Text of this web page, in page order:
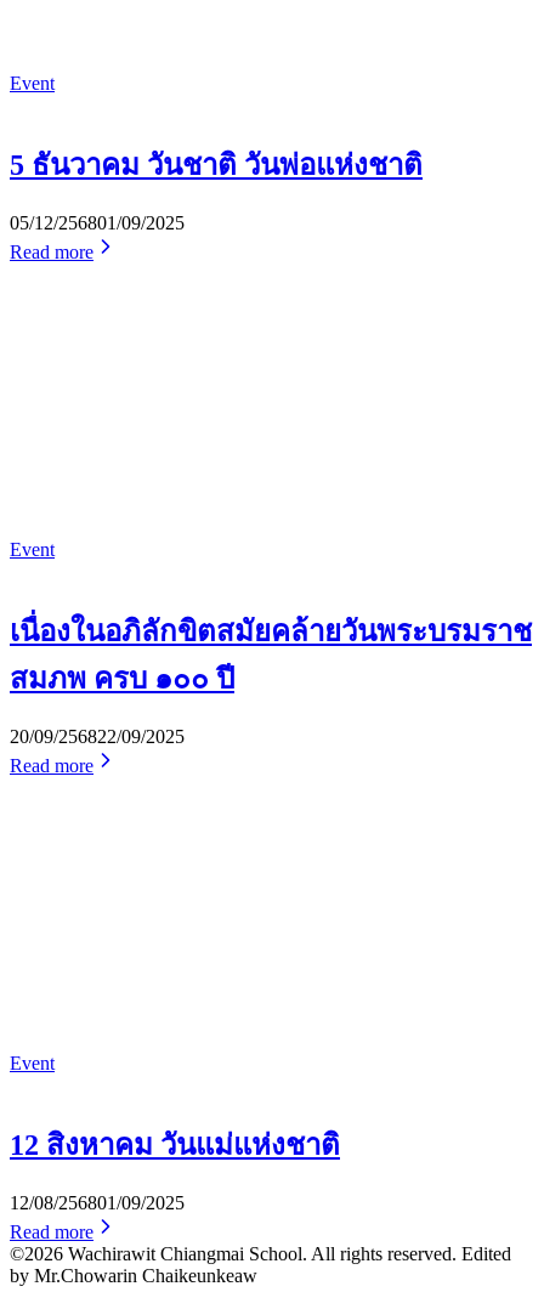
Event
5 ธันวาคม วันชาติ วันพ่อแห่งชาติ
05/12/256801/09/2025
Read more
Event
เนื่องในอภิลักขิตสมัยคล้ายวันพระบรมราช
สมภพ ครบ ๑๐๐ ปี
20/09/256822/09/2025
Read more
Event
12 สิงหาคม วันแม่แห่งชาติ
12/08/256801/09/2025
Read more
©2026 Wachirawit Chiangmai School. All rights reserved. Edited
by Mr.Chowarin Chaikeunkeaw